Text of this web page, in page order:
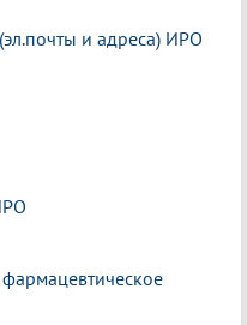
и адреса) ИРО